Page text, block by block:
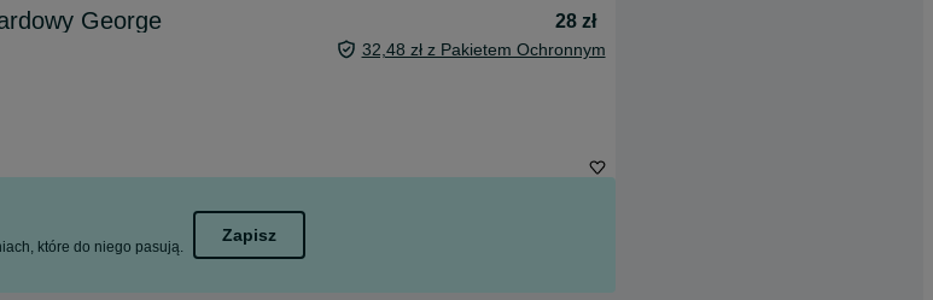
George
28 zł
32,48 zł z Pakietem Ochronnym
które do niego pasują.
Zapisz